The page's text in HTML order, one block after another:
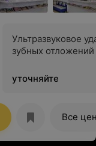
Ультразвуковое
зубных отложений
уточняйте
Все